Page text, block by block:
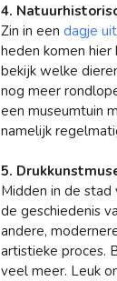
4.
Zin in een dagje
heden komen
bekijk welke
nog meer
een museumtuin
namelijk
5.
Midden in de
de geschiedenis
andere,
artistieke proces.
veel meer. Leuk